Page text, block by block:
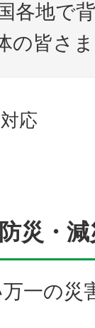
各地で
の皆さ
応
災・減
一の災